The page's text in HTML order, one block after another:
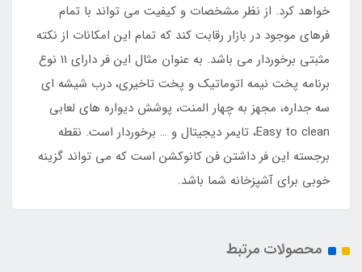
خواهد کرد. از نظر مشخصات و کیفیت می تواند با تمام
فرهای موجود در بازار رقابت کند که تمام این امکانات از نکته
مثبتی برخوردار می باشد. به عنوان مثال این فر دارای 11 نوع
برنامه پخت نیمه اتوماتیک و پخت تاخیری، درب شیشه ای
سه جداره، مجهز به چهار المنت، پوشش دیواره های لعابی
Easy to clean، تایمر دیجیتال و … برخوردار است. نقطه
برجسته این فر داشتن فن کانوکشن است که می تواند گزینه
خوبی برای آشپزخانه شما باشد.
محصولات مرتبط